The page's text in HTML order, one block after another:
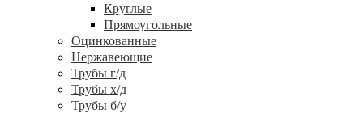
Круглые
Прямоугольные
Оцинкованные
Нержавеющие
Трубы г/д
Трубы х/д
Трубы б/у